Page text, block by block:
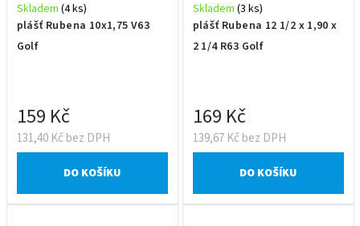
plášť Rubena 10x1,75 V63
Golf
Skladem (4 ks)
131,40 Kč bez DPH
159 Kč
DO KOŠÍKU
plášť Rubena 12 1/2 x 1,90 x
2 1/4 R63 Golf
Skladem (3 ks)
139,67 Kč bez DPH
169 Kč
DO KOŠÍKU